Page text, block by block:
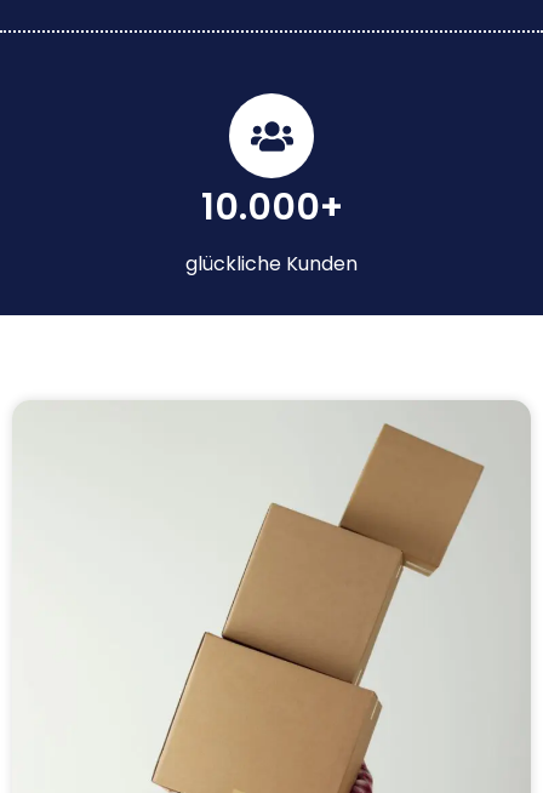
10.000+
glückliche Kunden